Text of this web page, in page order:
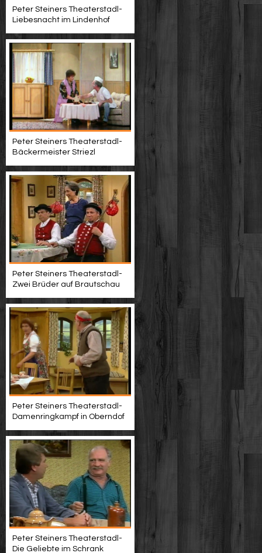
Peter Steiners Theaterstadl-
Liebesnacht im Lindenhof
Peter Steiners Theaterstadl-
Bäckermeister Striezl
Peter Steiners Theaterstadl-
Zwei Brüder auf Brautschau
Peter Steiners Theaterstadl-
Damenringkampf in Oberndof
Peter Steiners Theaterstadl-
Die Geliebte im Schrank